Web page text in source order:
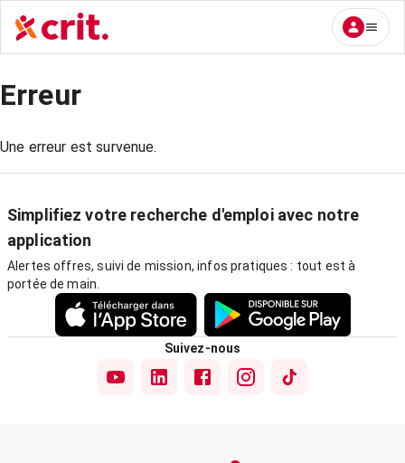
Erreur
Une erreur est survenue.
Simplifiez votre recherche d'emploi avec notre
application
Alertes offres, suivi de mission, infos pratiques : tout est à
portée de main.
Suivez-nous